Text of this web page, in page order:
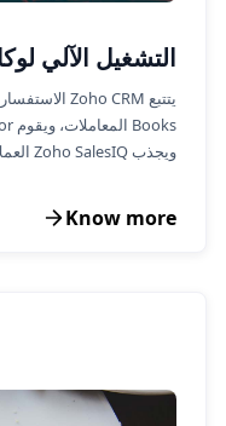
التشغيل الآلي
ويجذب Zoho SalesIQ العملاء المحتملين عبر الإنترنت.
Know more